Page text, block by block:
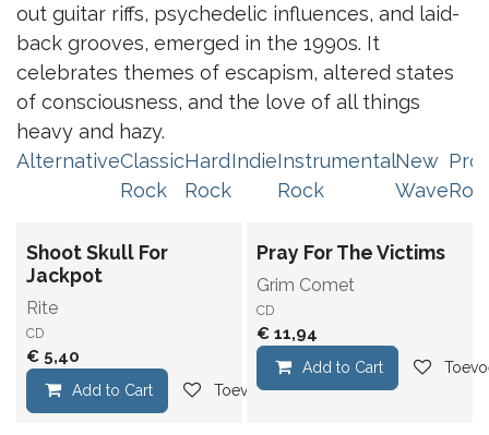
out guitar riffs, psychedelic influences, and laid-
back grooves, emerged in the 1990s. It
celebrates themes of escapism, altered states
of consciousness, and the love of all things
heavy and hazy.
AlternativeClassic
Rock
Hard
Rock
IndieInstrumental
Rock
New
Wave
Shoot Skull For
Jackpot
Rite
CD
€ 5,40
Add to Cart Toevoegen aan verlanglijst
Pray For The Victims
Grim Comet
CD
€ 11,94
Add to Cart